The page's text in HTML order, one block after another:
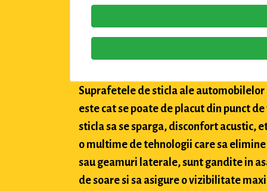
Suprafetele de sticla ale automobilelor
este cat se poate de placut din punct
sticla sa se sparga, disconfort acustic,
o multime de tehnologii care sa
sau geamuri laterale, sunt gandite in
de soare si sa asigure o vizibilitate